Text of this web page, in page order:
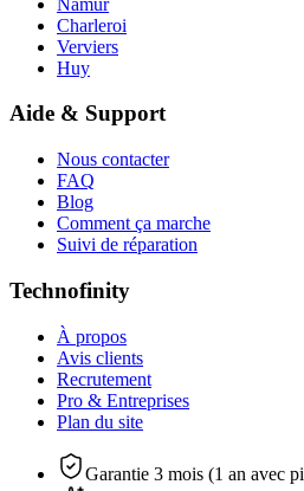
Charleroi
Verviers
Huy
Aide & Support
Nous contacter
FAQ
Blog
Comment ça marche
Suivi de réparation
Technofinity
À propos
Avis clients
Recrutement
Pro & Entreprises
Plan du site
Garantie 3 mois (1 an avec